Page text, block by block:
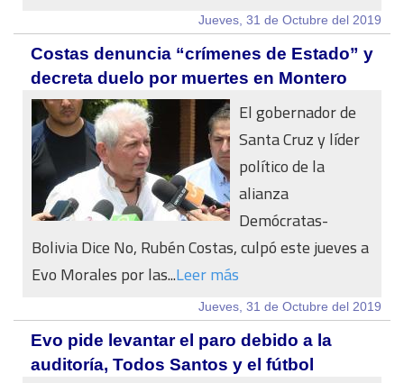
Jueves, 31 de Octubre del 2019
Costas denuncia “crímenes de Estado” y
decreta duelo por muertes en Montero
El gobernador de
Santa Cruz y líder
político de la
alianza
Demócratas-
Bolivia Dice No, Rubén Costas, culpó este jueves a
Evo Morales por las...Leer más
Jueves, 31 de Octubre del 2019
Evo pide levantar el paro debido a la
auditoría, Todos Santos y el fútbol